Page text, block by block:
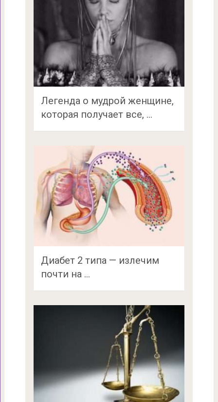
Легенда о мудрой женщине,
которая получает все, …
Диабет 2 типа — излечим
почти на …